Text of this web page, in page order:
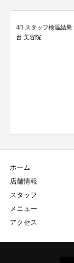
青葉 贈り物
ホーム
店舗情報
スタッフ
メニュー
アクセス